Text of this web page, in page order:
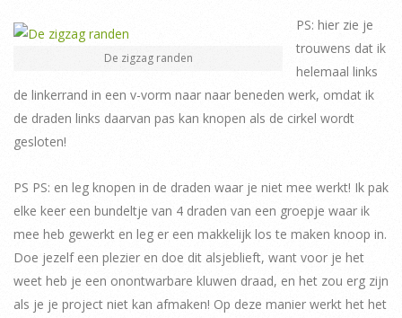
De zigzag randen
PS: hier zie je
trouwens dat ik
helemaal links
de linkerrand in een v-vorm naar naar beneden werk, omdat ik
de draden links daarvan pas kan knopen als de cirkel wordt
gesloten!
PS PS: en leg knopen in de draden waar je niet mee werkt! Ik pak
elke keer een bundeltje van 4 draden van een groepje waar ik
mee heb gewerkt en leg er een makkelijk los te maken knoop in.
Doe jezelf een plezier en doe dit alsjeblieft, want voor je het
weet heb je een onontwarbare kluwen draad, en het zou erg zijn
als je je project niet kan afmaken! Op deze manier werkt het het